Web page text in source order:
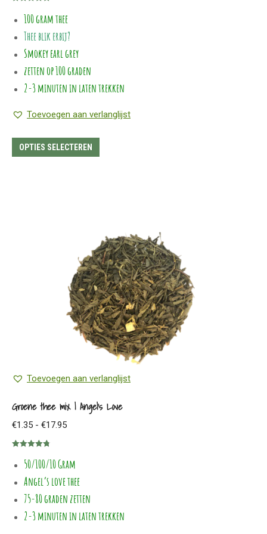
€55.00
5.00uit 5
100 gram thee
Thee blik erbij?
Smokey earl grey
zetten op 100 graden
2-3 minuten in laten trekken
Toevoegen aan verlanglijst
OPTIES SELECTEREN
optie
kan
gekozen
worden
op
de
productpagina
Toevoegen aan verlanglijst
Groene thee mix | Angel’s Love
€1.35 - €17.95Prijsklasse:
€17.95
uit 5
50/100/10 Gram
Angel’s love thee
75-80 graden zetten
2-3 minuten in laten trekken